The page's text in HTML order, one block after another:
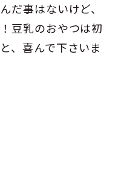
だ事はないけど、
豆乳のおやつは初
、喜んで下さいま